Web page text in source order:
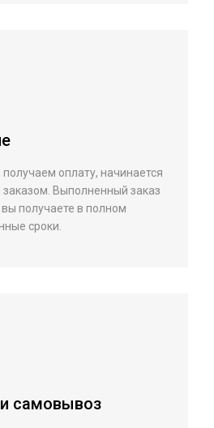
получаем оплату, начинается
Выполненный заказ
вы получаете в полном
сроки.
самовывоз